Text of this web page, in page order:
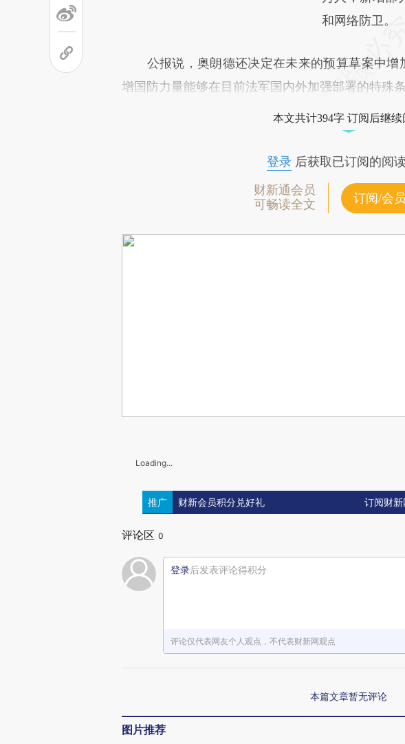
和网络防卫。
公报说，奥朗德还决定在未来的预算草案中增
增国防力量能够在目前法军国内外加强部署的特殊
本文共计394字 订阅后继续
登录后获取已订阅的阅
财新通会员
可畅读全文
订阅/会
Loading...
推广 财新会员积分兑好礼 订阅财
评论区 0
登录后发表评论得积分
评论仅代表网友个人观点，不代表财新网观点
本篇文章暂无评论
图片推荐